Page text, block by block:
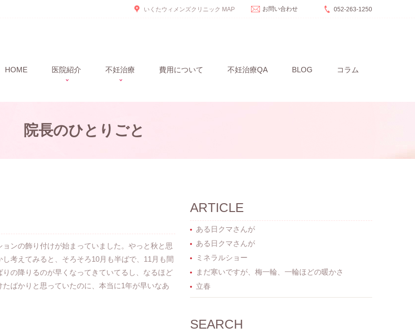
いくたウィメンズクリニック MAP お問い合わせ 052-263-1250
HOME 医院紹介 不妊治療 費用について 不妊治療QA BLOG コラム
院長のひとりごと
ンの飾り付けが始まっていました。やっと秋と思
考えてみると、そろそろ10月も半ばで、11月も間
の降りるのが早くなってきていてるし、なるほど
ばかりと思っていたのに、本当に1年が早いなあ
ARTICLE
ある日クマさんが
ある日クマさんが
ミネラルショー
まだ寒いですが、梅一輪、一輪ほどの暖かさ
立春
SEARCH